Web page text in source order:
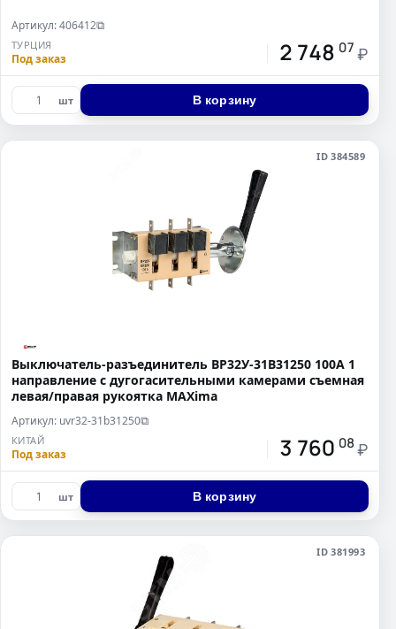
Артикул: 406412⧉
ТУРЦИЯ
Под заказ 2 748 07 ₽
шт В корзину
ID 384589
Выключатель-разъединитель ВР32У-31B31250 100А 1
направление с дугогасительными камерами съемная
левая/правая рукоятка MAXima
Артикул: uvr32-31b31250⧉
КИТАЙ
Под заказ 3 760 08 ₽
шт В корзину
ID 381993